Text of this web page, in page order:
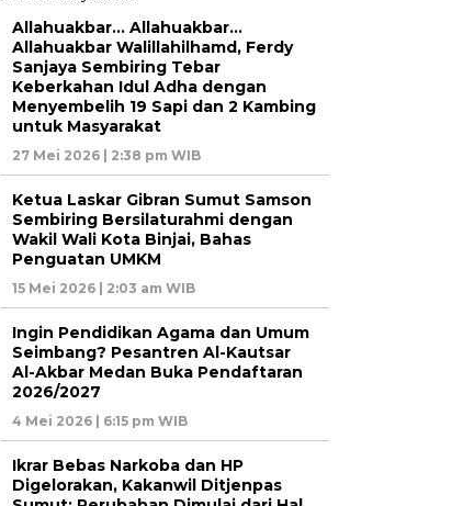
Allahuakbar… Allahuakbar…
Allahuakbar Walillahilhamd, Ferdy
Sanjaya Sembiring Tebar
Keberkahan Idul Adha dengan
Menyembelih 19 Sapi dan 2 Kambing
untuk Masyarakat
27 Mei 2026 | 2:38 pm WIB
Ketua Laskar Gibran Sumut Samson
Sembiring Bersilaturahmi dengan
Wakil Wali Kota Binjai, Bahas
Penguatan UMKM
15 Mei 2026 | 2:03 am WIB
Ingin Pendidikan Agama dan Umum
Seimbang? Pesantren Al-Kautsar
Al-Akbar Medan Buka Pendaftaran
2026/2027
4 Mei 2026 | 6:15 pm WIB
Ikrar Bebas Narkoba dan HP
Digelorakan, Kakanwil Ditjenpas